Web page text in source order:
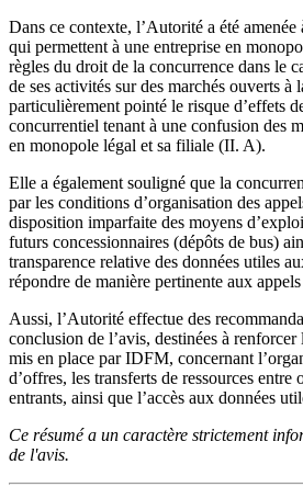
Dans ce contexte, l’Autorité a été
qui permettent à une entreprise en
règles du droit de la concurrence dans le
de ses activités sur des marchés ouverts
particulièrement pointé le risque d’effets
concurrentiel tenant à une confusion des
en monopole légal et sa filiale (II. A).
Elle a également souligné que la
par les conditions d’organisation des
disposition imparfaite des moyens
futurs concessionnaires (dépôts de bus)
transparence relative des données utiles
répondre de manière pertinente aux
Aussi, l’Autorité effectue des
conclusion de l’avis, destinées à
mis en place par IDFM, concernant
d’offres, les transferts de ressources entre
entrants, ainsi que l’accès aux données
Ce résumé a un caractère strictement
de l'avis.